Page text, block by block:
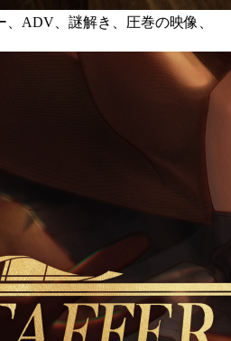
ADV、謎解き、圧巻の映像、